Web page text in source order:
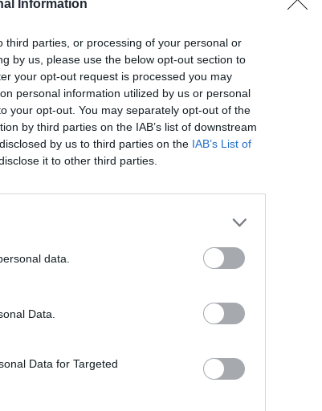
Information
parties, or processing of your personal or
by us, please use the below opt-out section to
your opt-out request is processed you may
personal information utilized by us or personal
your opt-out. You may separately opt-out of the
by third parties on the IAB’s list of downstream
by us to third parties on the IAB’s List of
it to other third parties.
data.
Data.
Data for Targeted
αίτια
Το
6 Αυγούστου, 2026
Κρήτη για
Έκτακτο
ΟΠΕΚΑ: Νέα
τρίτεκνες